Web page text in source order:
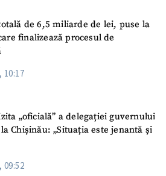
de 6,5 miliarde de lei, puse la
finalizează procesul de
10:17
„oficială” a delegației guvernului
Chișinău: „Situația este jenantă și
09:52